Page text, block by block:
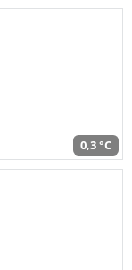
0,3 °C